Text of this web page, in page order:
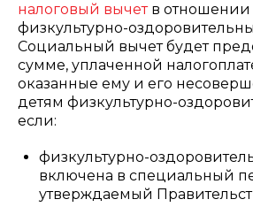
налоговый вычетв отношении
физкультурно-
Социальный вычет будет
сумме, уплаченной
оказанные ему и его
детям физкультурно-
если:
физкультурно-
включена в специальный
утверждаемый